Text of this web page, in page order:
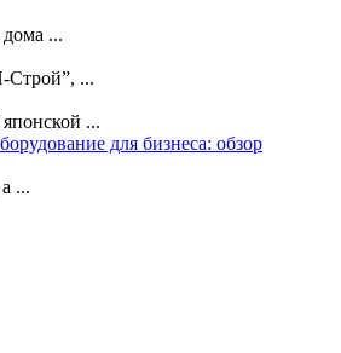
...
Строй”, ...
...
для бизнеса: обзор
...